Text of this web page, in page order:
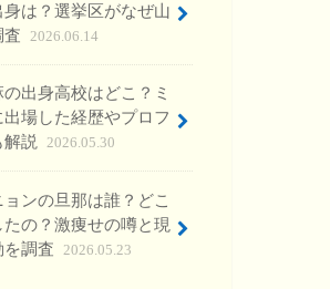
身は？選挙区がなぜ山
査
2026.06.14
出身高校はどこ？ミ
出場した経歴やプロフ
解説 2026.05.30
ンの旦那は誰？どこ
たの？激痩せの噂と現
を調査
2026.05.23